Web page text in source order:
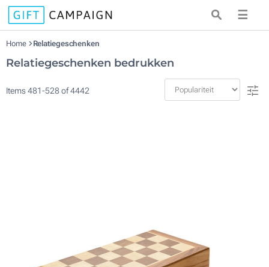
☰
Home Relatiegeschenken
Relatiegeschenken bedrukken
Items481-528of4442